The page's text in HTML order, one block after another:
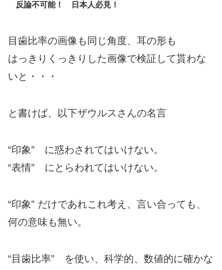
反論不可能！ 日本人必見！
目歯比率の画像も同じ角度、耳の形も
はっきりくっきりした画像で検証して貰わな
いと・・・
と書けば、以下ザウルスさんの名言
“印象” に惑わされてはいけない。
“表情” にとらわれてはいけない。
“印象” だけであれこれ考え、言い合っても、
何の意味も無い。
“目歯比率” を使い、科学的、数値的に確かな